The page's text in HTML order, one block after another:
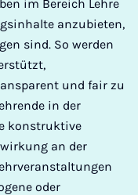
im Bereich Lehre
anzubieten,
sind. So werden
und fair zu
in der
konstruktive
an der
oder